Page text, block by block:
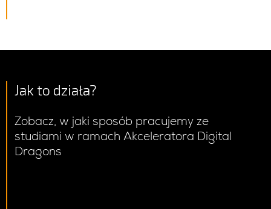
Jak to działa?
Zobacz, w jaki sposób pracujemy ze
studiami w ramach Akceleratora Digital
Dragons